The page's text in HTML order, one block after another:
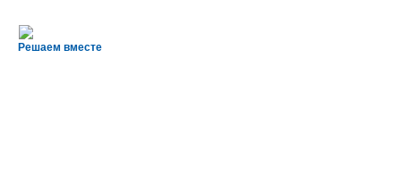
Решаем вместе